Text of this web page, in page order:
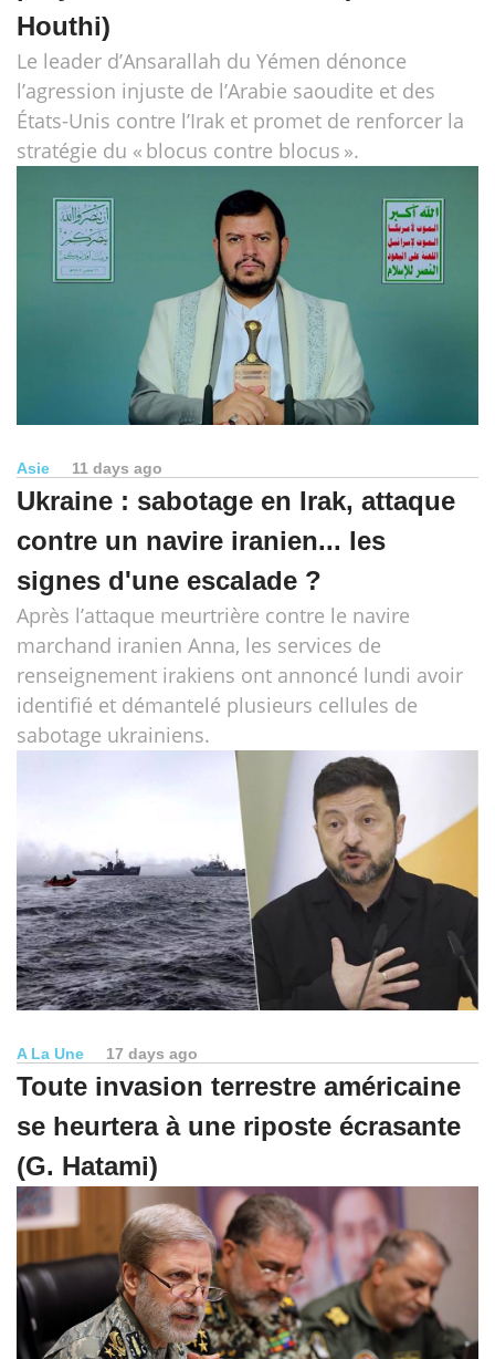
Houthi)
Le leader d’Ansarallah du Yémen dénonce
l’agression injuste de l’Arabie saoudite et des
États-Unis contre l’Irak et promet de renforcer la
stratégie du « blocus contre blocus ».
Asie 11 days ago
Ukraine : sabotage en Irak, attaque
contre un navire iranien... les
signes d'une escalade ?
Après l’attaque meurtrière contre le navire
marchand iranien Anna, les services de
renseignement irakiens ont annoncé lundi avoir
identifié et démantelé plusieurs cellules de
sabotage ukrainiens.
A La Une 17 days ago
Toute invasion terrestre américaine
se heurtera à une riposte écrasante
(G. Hatami)